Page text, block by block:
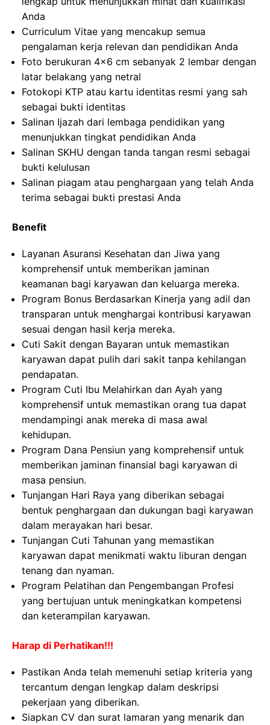
Anda
Curriculum Vitae yang mencakup semua
pengalaman kerja relevan dan pendidikan Anda
Foto berukuran 4×6 cm sebanyak 2 lembar dengan
latar belakang yang netral
Fotokopi KTP atau kartu identitas resmi yang sah
sebagai bukti identitas
Salinan Ijazah dari lembaga pendidikan yang
menunjukkan tingkat pendidikan Anda
Salinan SKHU dengan tanda tangan resmi sebagai
bukti kelulusan
Salinan piagam atau penghargaan yang telah Anda
terima sebagai bukti prestasi Anda
Benefit
Layanan Asuransi Kesehatan dan Jiwa yang
komprehensif untuk memberikan jaminan
keamanan bagi karyawan dan keluarga mereka.
Program Bonus Berdasarkan Kinerja yang adil dan
transparan untuk menghargai kontribusi karyawan
sesuai dengan hasil kerja mereka.
Cuti Sakit dengan Bayaran untuk memastikan
karyawan dapat pulih dari sakit tanpa kehilangan
pendapatan.
Program Cuti Ibu Melahirkan dan Ayah yang
komprehensif untuk memastikan orang tua dapat
mendampingi anak mereka di masa awal
kehidupan.
Program Dana Pensiun yang komprehensif untuk
memberikan jaminan finansial bagi karyawan di
masa pensiun.
Tunjangan Hari Raya yang diberikan sebagai
bentuk penghargaan dan dukungan bagi karyawan
dalam merayakan hari besar.
Tunjangan Cuti Tahunan yang memastikan
karyawan dapat menikmati waktu liburan dengan
tenang dan nyaman.
Program Pelatihan dan Pengembangan Profesi
yang bertujuan untuk meningkatkan kompetensi
dan keterampilan karyawan.
Harap di Perhatikan!!!
Pastikan Anda telah memenuhi setiap kriteria yang
tercantum dengan lengkap dalam deskripsi
pekerjaan yang diberikan.
Siapkan CV dan surat lamaran yang menarik dan